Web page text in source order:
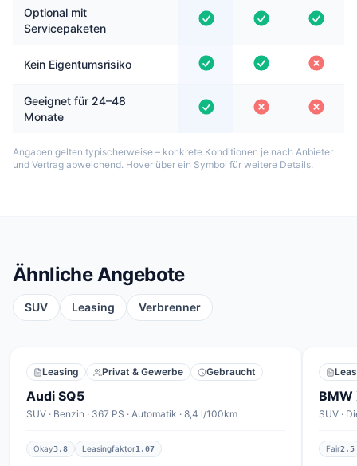
Optional mit
Servicepaketen
Kein Eigentumsrisiko
Geeignet für 24–48
Monate
Angaben gelten typischerweise – konkrete Konditionen je nach Anbieter
und Vertrag abweichend. Hover über ein Symbol für weitere Details.
Ähnliche Angebote
SUV Leasing Verbrenner
Leasing Privat & Gewerbe Gebraucht
Audi SQ5
SUV · Benzin · 367 PS · Automatik · 8,4 l/100km
Okay3,8 Leasingfaktor1,07
BMW
SUV ·
Fair2,5